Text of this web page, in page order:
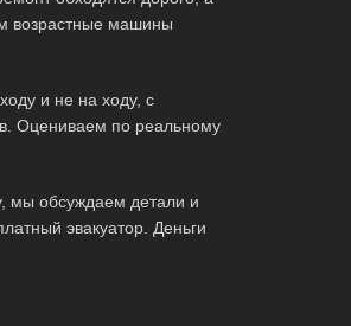
возрастные машины
и не на ходу, с
Оцениваем по реальному
мы обсуждаем детали и
эвакуатор. Деньги